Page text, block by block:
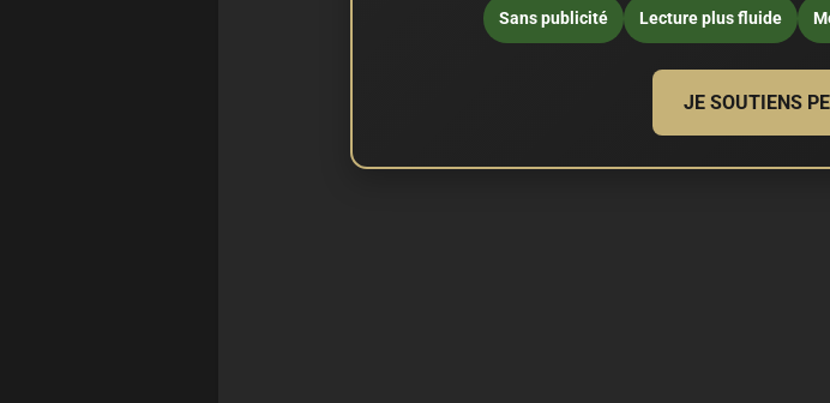
Sans publicité Lecture plus fluide
JE SOUTIENS